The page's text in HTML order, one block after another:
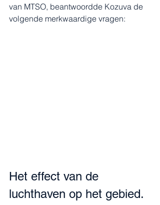
van MTSO, beantwoordde Kozuva de
volgende merkwaardige vragen:
Het effect van de
luchthaven op het gebied.